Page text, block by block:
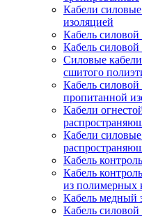
Кабели
изоляцией
Кабель
Кабель
Силовые
сшитого
Кабель
пропитанной
Кабели
Кабели
Кабель
Кабель
из полимерных
Кабель медный
Кабель